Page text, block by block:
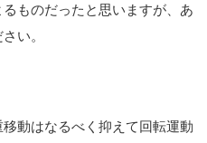
ものだったと思いますが、あ
い。
動はなるべく抑えて回転運動